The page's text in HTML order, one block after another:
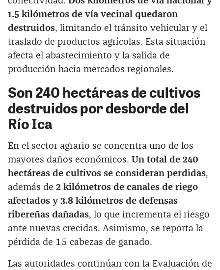
1.5 kilómetros de vía vecinal quedaron
destruidos, limitando el tránsito vehicular y el
traslado de productos agrícolas. Esta situación
afecta el abastecimiento y la salida de
producción hacia mercados regionales.
Son 240 hectáreas de cultivos
destruidos por desborde del
Río Ica
En el sector agrario se concentra uno de los
mayores daños económicos. Un total de 240
hectáreas de cultivos se consideran perdidas,
además de 2 kilómetros de canales de riego
afectados y 3.8 kilómetros de defensas
ribereñas dañadas, lo que incrementa el riesgo
ante nuevas crecidas. Asimismo, se reporta la
pérdida de 15 cabezas de ganado.
Las autoridades continúan con la Evaluación de